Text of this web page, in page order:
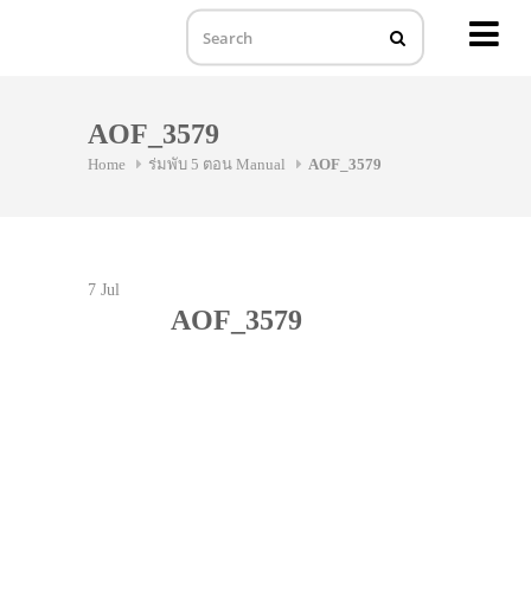
AOF_3579
Home ร่มพับ 5 ตอน Manual AOF_3579
7 Jul
AOF_3579